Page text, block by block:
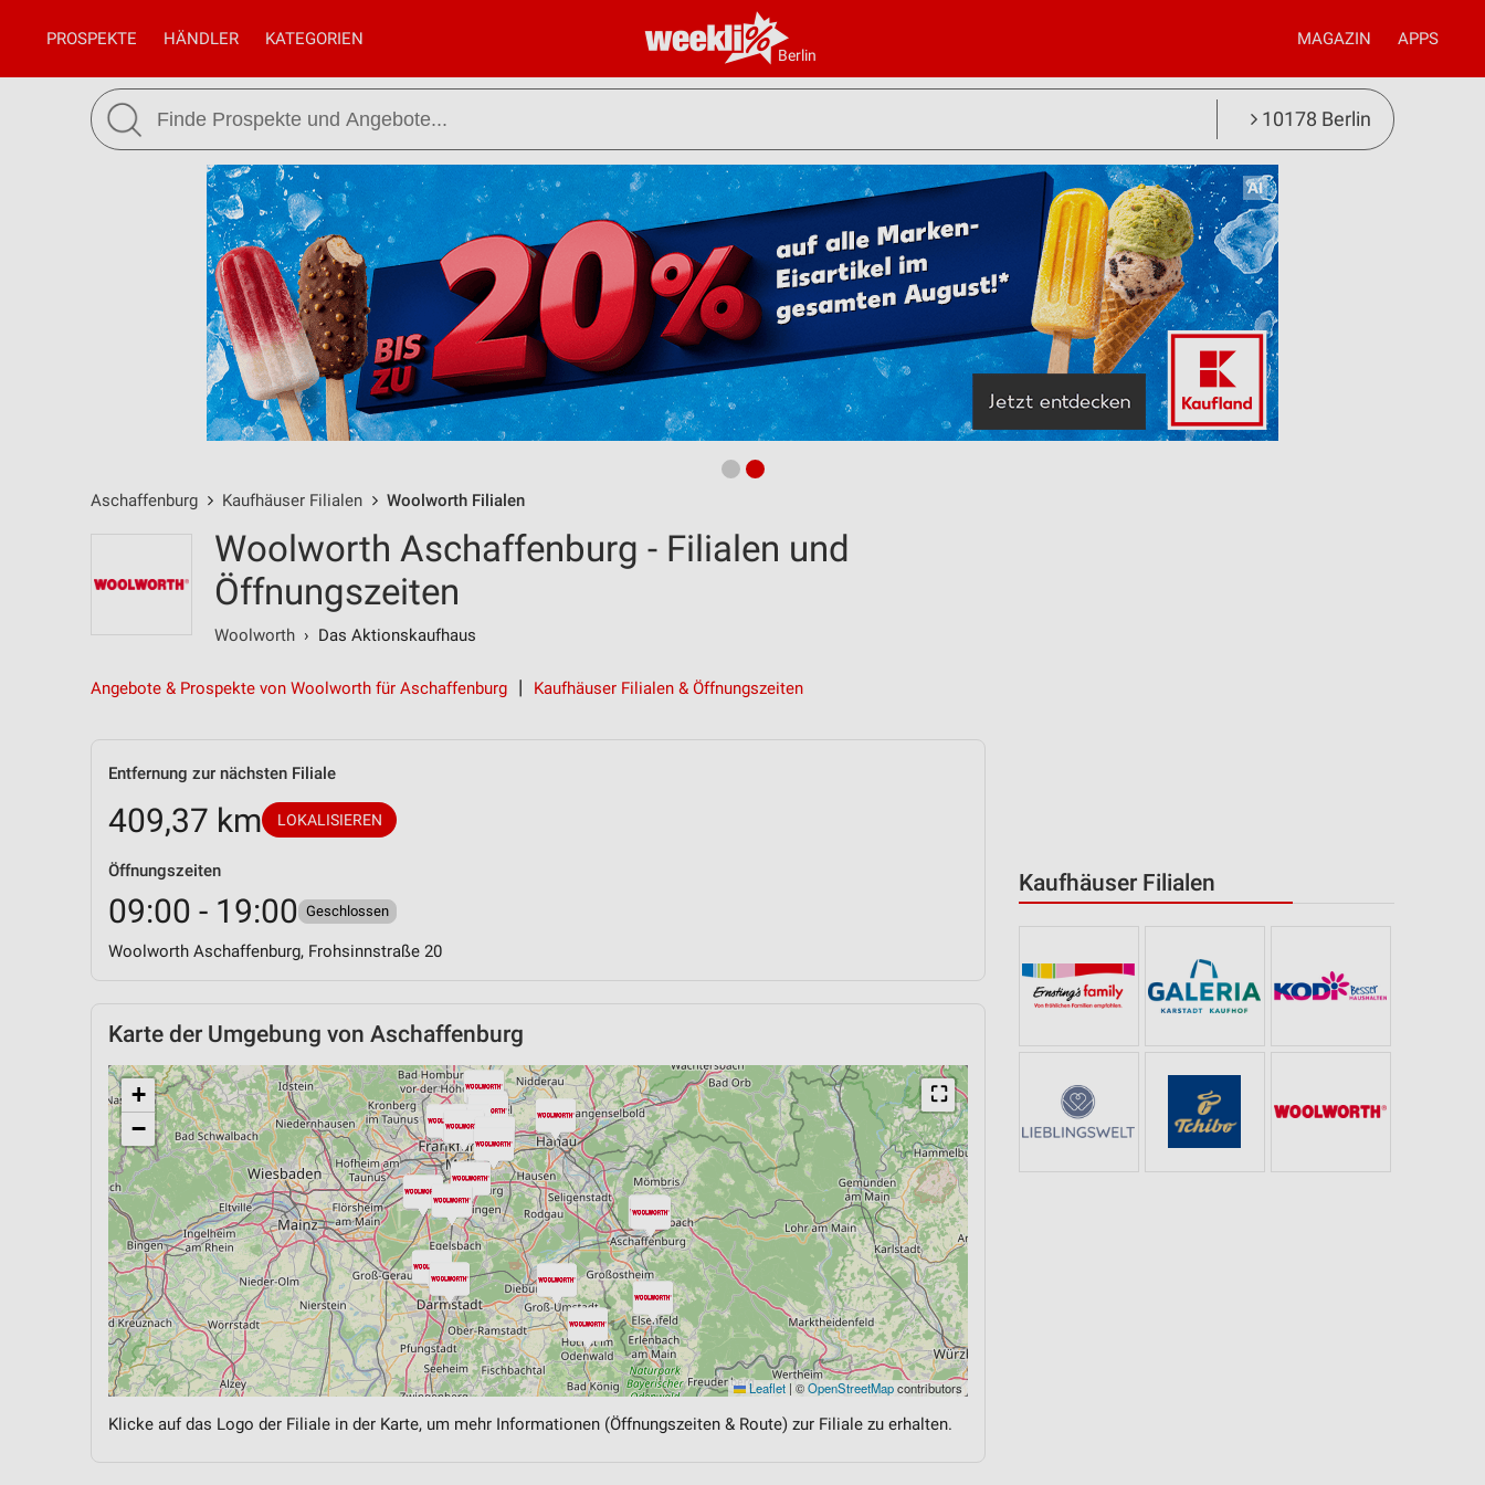
Berlin
PROSPEKTE HÄNDLER KATEGORIEN MAGAZIN APPS
10178 Berlin
Aschaffenburg Kaufhäuser Filialen Woolworth Filialen
Kaufhäuser Filialen
Woolworth Aschaffenburg - Filialen und
Öffnungszeiten
Woolworth › Das Aktionskaufhaus
Angebote & Prospekte von Woolworth für Aschaffenburg Kaufhäuser Filialen & Öffnungszeiten
Entfernung zur nächsten Filiale
409,37 km LOKALISIEREN
Öffnungszeiten
09:00 - 19:00 Geschlossen
Woolworth Aschaffenburg, Frohsinnstraße 20
Karte der Umgebung von Aschaffenburg
⛶
+
−
Leaflet | ©OpenStreetMapcontributors
Klicke auf das Logo der Filiale in der Karte, um mehr Informationen (Öffnungszeiten & Route) zur Filiale zu erhalten.